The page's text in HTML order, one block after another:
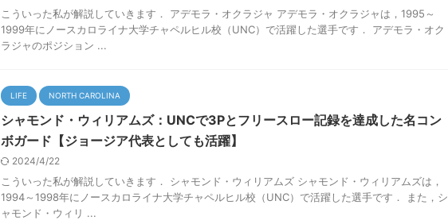
こういった私が解説していきます． アデモラ・オクラジャ アデモラ・オクラジャは，1995～
1999年にノースカロライナ大学チャペルヒル校（UNC）で活躍した選手です． アデモラ・オク
ラジャのポジション ...
LIFE NORTH CAROLINA
シャモンド・ウィリアムズ：UNCで3Pとフリースロー記録を達成した名コン
ボガード【ジョージア代表としても活躍】
2024/4/22
こういった私が解説していきます． シャモンド・ウィリアムズ シャモンド・ウィリアムズは，
1994～1998年にノースカロライナ大学チャペルヒル校（UNC）で活躍した選手です． また，シ
ャモンド・ウィリ ...